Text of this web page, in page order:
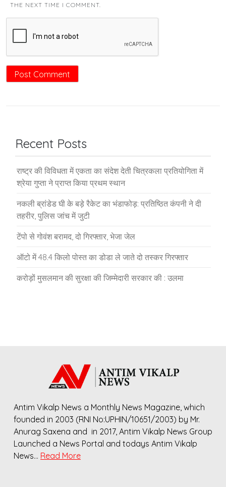
THE NEXT TIME I COMMENT.
Recent Posts
राष्ट्र की विविधता में एकता का संदेश देती चित्रकला प्रतियोगिता में
श्रेया गुप्ता ने प्राप्त किया प्रथम स्थान
नकली ब्रांडेड घी के बड़े रैकेट का भंडाफोड़: प्रतिष्ठित कंपनी ने दी
तहरीर, पुलिस जांच में जुटी
टेंपो से गोवंश बरामद, दो गिरफ्तार, भेजा जेल
ऑटो में 48.4 किलो पोस्त का डोडा ले जाते दो तस्कर गिरफ्तार
करोड़ों मुसलमान की सुरक्षा की जिम्मेदारी सरकार की : उलमा
Antim Vikalp News a Monthly News Magazine, which
founded in 2003 (RNI No:UPHIN/10651/2003) by Mr.
Anurag Saxena and in 2017, Antim Vikalp News Group
Launched a News Portal and todays Antim Vikalp
News… Read More